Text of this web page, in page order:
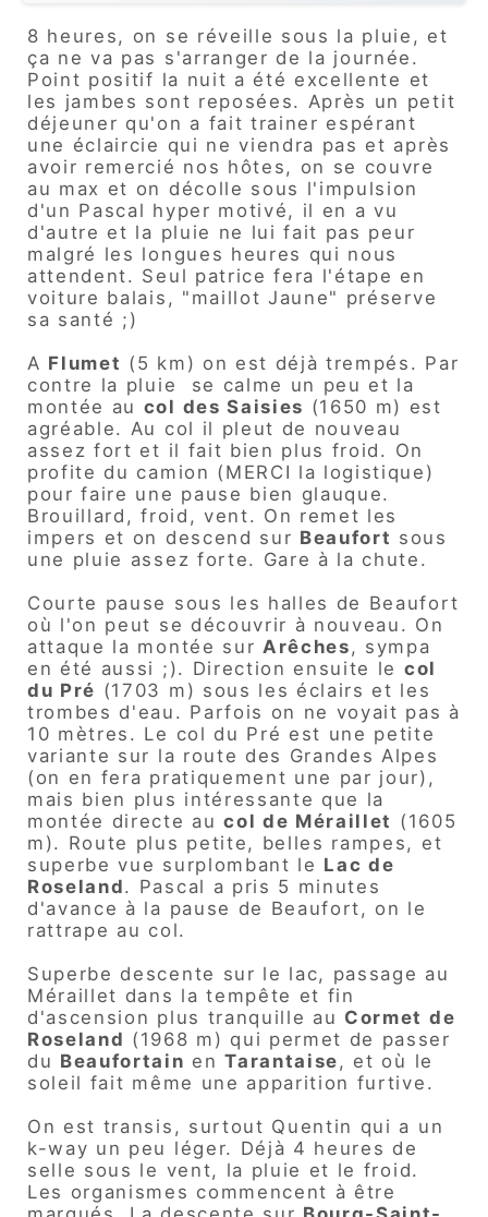
8 heures, on se réveille sous la pluie, et
ça ne va pas s'arranger de la journée.
Point positif la nuit a été excellente et
les jambes sont reposées. Après un petit
déjeuner qu'on a fait trainer espérant
une éclaircie qui ne viendra pas et après
avoir remercié nos hôtes, on se couvre
au max et on décolle sous l'impulsion
d'un Pascal hyper motivé, il en a vu
d'autre et la pluie ne lui fait pas peur
malgré les longues heures qui nous
attendent. Seul patrice fera l'étape en
voiture balais, "maillot Jaune" préserve
sa santé ;)
A Flumet (5 km) on est déjà trempés. Par
contre la pluie se calme un peu et la
montée au col des Saisies (1650 m) est
agréable. Au col il pleut de nouveau
assez fort et il fait bien plus froid. On
profite du camion (MERCI la logistique)
pour faire une pause bien glauque.
Brouillard, froid, vent. On remet les
impers et on descend sur Beaufort sous
une pluie assez forte. Gare à la chute.
Courte pause sous les halles de Beaufort
où l'on peut se découvrir à nouveau. On
attaque la montée sur Arêches, sympa
en été aussi ;). Direction ensuite le col
du Pré (1703 m) sous les éclairs et les
trombes d'eau. Parfois on ne voyait pas à
10 mètres. Le col du Pré est une petite
variante sur la route des Grandes Alpes
(on en fera pratiquement une par jour),
mais bien plus intéressante que la
montée directe aucol de Méraillet (1605
m). Route plus petite, belles rampes, et
superbe vue surplombant le Lac de
Roseland. Pascal a pris 5 minutes
d'avance à la pause de Beaufort, on le
rattrape au col.
Superbe descente sur le lac, passage au
Méraillet dans la tempête et fin
d'ascension plus tranquille au Cormet de
Roseland (1968 m) qui permet de passer
du Beaufortain enTarantaise, et où le
soleil fait même une apparition furtive.
On est transis, surtout Quentin qui a un
k-way un peu léger. Déjà 4 heures de
selle sous le vent, la pluie et le froid.
Les organismes commencent à être